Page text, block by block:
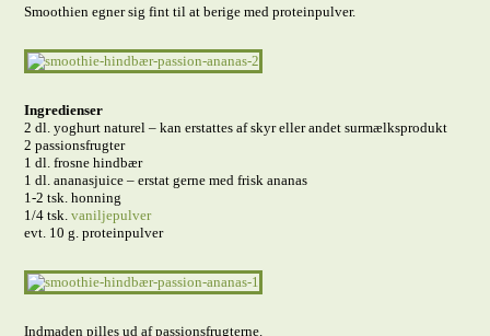
Smoothien egner sig fint til at berige med proteinpulver.
Ingredienser
2 dl. yoghurt naturel – kan erstattes af skyr eller andet surmælksprodukt
2 passionsfrugter
1 dl. frosne hindbær
1 dl. ananasjuice – erstat gerne med frisk ananas
1-2 tsk. honning
1/4 tsk.vaniljepulver
evt. 10 g. proteinpulver
Indmaden pilles ud af passionsfrugterne.